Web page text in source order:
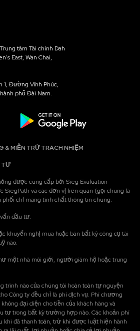
tâm Tài chính Dah
East, Wan Chai,
1, Đường Vĩnh Phúc,
phố Đài Nam.
& MIỄN TRỪ TRÁCH NHIỆM
TƯ
được cung cấp bởi Sieg Evaluation
SiegPath và các đơn vị liên quan (gọi chung là
phối chỉ mang tính chất thông tin chung.
đầu tư.
khuyến nghị mua hoặc bán bất kỳ công cụ tài
nào.
một nhà môi giới, người giám hộ hoặc trung
trình nào của chúng tôi hoàn toàn tự nguyện
Công ty đều chỉ là phí dịch vụ. Phí chương
đại diện cho tiền của khách hàng và
tư trong bất kỳ trường hợp nào. Các khoản phí
khi đã thanh toán, trừ khi được luật hiện hành